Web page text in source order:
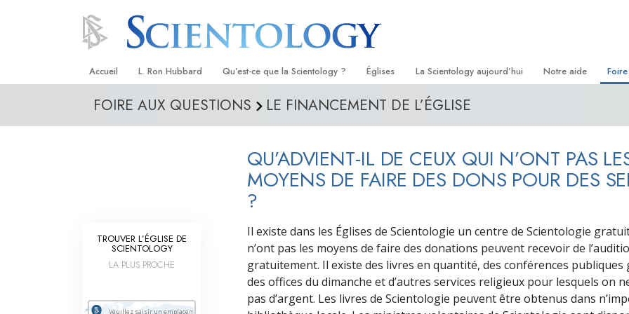
Accueil L. Ron Hubbard Qu’est-ce que la Scientology ?
Croyances et pratiques
Les scientologues et la Scientologie
Rencontrez un scientologue
Les principes de base de la
Scientologie
La Dianétique : Une introduction
Églises
Trouver une Église
Organisations avancées
Base à terre de Flag
Apporter la Scientologie au monde
entier
La Scientology aujourd’hui
Inaugurations
David Miscavige — Chef ecclésiastique
de la Scientology
Notre aide
Criminon
Narconon
Tous unis pour les
La Commission des
Droits de l’Homme
FOIRE AUX QUESTIONS LE FINANCEMENT DE L’ÉGLISE
QU’ADVIENT-IL DE CEUX QUI N’ONT PAS
MOYENS DE FAIRE DES DONS POUR DES
?
Il existe dans les Églises de Scientologie un centre de Scientologie
n’ont pas les moyens de faire des donations peuvent recevoir de
gratuitement. Il existe des livres en quantité, des conférences publiques
des offices du dimanche et d’autres services religieux pour lesquels on
pas d’argent. Les livres de Scientologie peuvent être obtenus dans
TROUVER L’ÉGLISE DE
SCIENTOLOGY
LA PLUS PROCHE